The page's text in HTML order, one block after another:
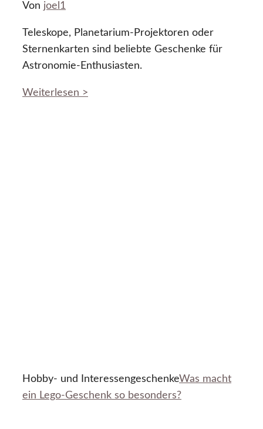
Von joel1
Teleskope, Planetarium-Projektoren oder
Sternenkarten sind beliebte Geschenke für
Astronomie-Enthusiasten.
Weiterlesen >
Hobby- und InteressengeschenkeWas macht
ein Lego-Geschenk so besonders?